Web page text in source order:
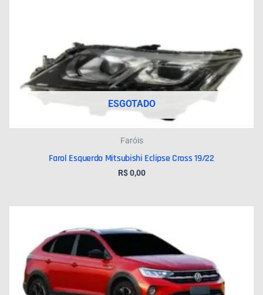
ESGOTADO
Faróis
Farol Esquerdo Mitsubishi Eclipse Cross 19/22
R$0,00